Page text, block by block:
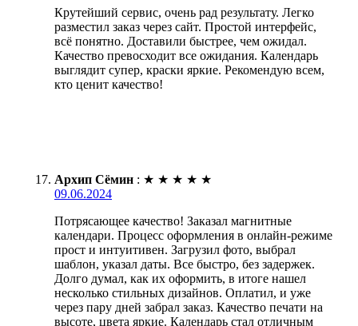
Крутейший сервис, очень рад результату. Легко
разместил заказ через сайт. Простой интерфейс,
всё понятно. Доставили быстрее, чем ожидал.
Качество превосходит все ожидания. Календарь
выглядит супер, краски яркие. Рекомендую всем,
кто ценит качество!
Архип Сёмин : ★ ★ ★ ★ ★
09.06.2024
Потрясающее качество! Заказал магнитные
календари. Процесс оформления в онлайн-режиме
прост и интуитивен. Загрузил фото, выбрал
шаблон, указал даты. Все быстро, без задержек.
Долго думал, как их оформить, в итоге нашел
несколько стильных дизайнов. Оплатил, и уже
через пару дней забрал заказ. Качество печати на
высоте, цвета яркие. Календарь стал отличным